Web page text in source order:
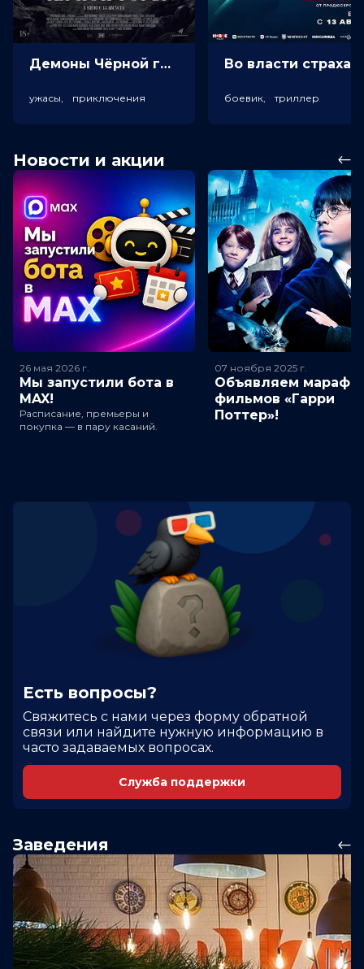
Демоны Чёрной горы (18+)
ужасы, приключения боевик, триллер
Новости и акции
26 мая 2026 г.
Мы запустили бота в
MAX!
Расписание, премьеры и
покупка — в пару касаний.
07 ноября 2025 г.
Объявляем
фильмов «Гарри
Поттер»!
Есть вопросы?
Cвяжитесь с нами через форму обратной
связи или найдите нужную информацию в
часто задаваемых вопросах.
Служба поддержки
Заведения